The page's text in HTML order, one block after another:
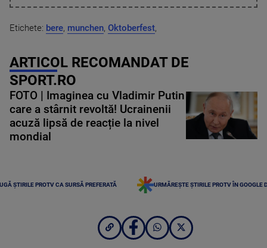
Etichete: bere, munchen, Oktoberfest,
ARTICOL RECOMANDAT DE
SPORT.RO
FOTO | Imaginea cu Vladimir Putin
care a stârnit revoltă! Ucrainenii
acuză lipsă de reacție la nivel
mondial
ȘTIRILE PROTV CA SURSĂ PREFERATĂ URMĂREȘTE ȘTIRILE PROTV ÎN GOOGLE